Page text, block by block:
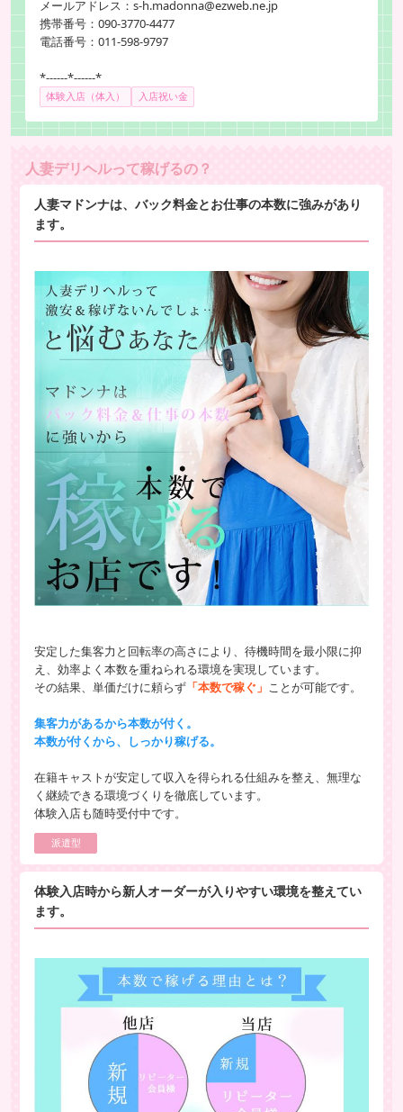
メールアドレス：s-h.madonna@ezweb.ne.jp
携帯番号：090-3770-4477
電話番号：011-598-9797
*------*------*
体験入店（体入） 入店祝い金
人妻デリヘルって稼げるの？
人妻マドンナは、バック料金とお仕事の本数に強みがあり
ます。
安定した集客力と回転率の高さにより、待機時間を最小限に抑
え、効率よく本数を重ねられる環境を実現しています。
その結果、単価だけに頼らず 「本数で稼ぐ」 ことが可能です。
集客力があるから本数が付く。
本数が付くから、しっかり稼げる。
在籍キャストが安定して収入を得られる仕組みを整え、無理な
く継続できる環境づくりを徹底しています。
体験入店も随時受付中です。
派遣型
体験入店時から新人オーダーが入りやすい環境を整えてい
ます。